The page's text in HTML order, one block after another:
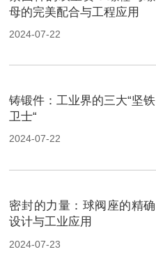
母的完美配合与工程应用
2024-07-22
铸锻件：工业界的三大“坚铁
卫士“
2024-07-22
密封的力量：球阀座的精确
设计与工业应用
2024-07-23